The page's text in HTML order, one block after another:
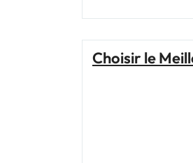
Choisir le